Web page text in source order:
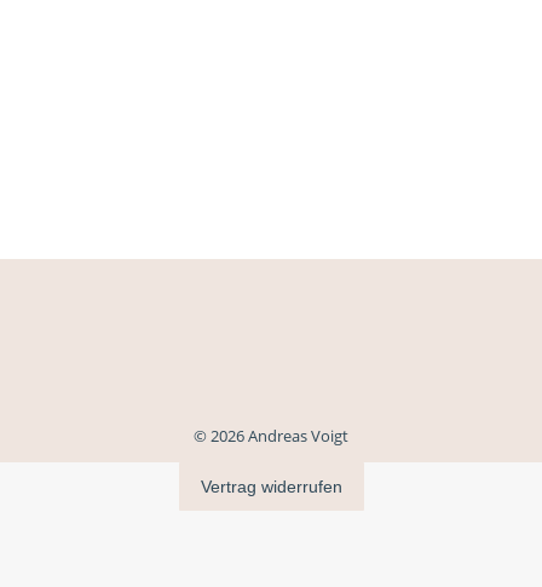
© 2026 Andreas Voigt
Vertrag widerrufen